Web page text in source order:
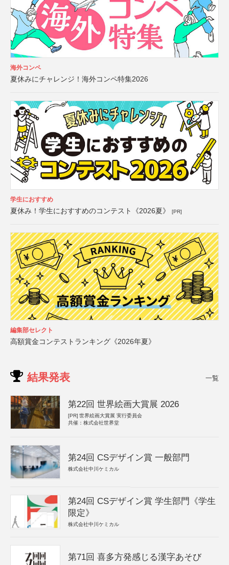
海外コンペ
夏休みにチャレンジ！海外コンペ特集2026
学生におすすめ
夏休み！学生におすすめのコンテスト《2026夏》 [PR]
編集部セレクト
高額賞金コンテストランキング《2026年夏》
結果発表 一覧
第22回 世界絵画大賞展 2026
[PR] 世界絵画大賞展 実行委員会
共催：株式会社世界堂
第24回 CSデザイン賞 一般部門
株式会社中川ケミカル
第24回 CSデザイン賞 学生部門《学生
限定》
株式会社中川ケミカル
第71回 喜多方発感じる漢字あそび